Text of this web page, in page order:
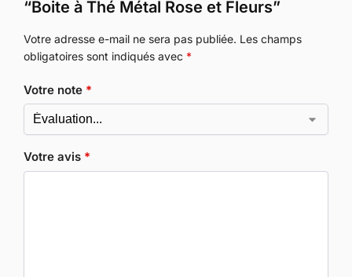
“Boite à Thé Métal Rose et Fleurs”
Votre adresse e-mail ne sera pas publiée. Les champs
obligatoires sont indiqués avec *
Votre note *
Votre avis *